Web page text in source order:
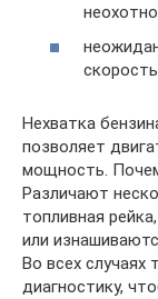
Нехватка
позволяет
мощность.
Различают
топливная
или
Во всех случаях
диагностику,